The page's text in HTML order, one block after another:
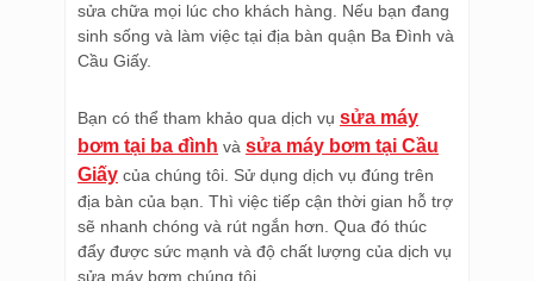
sửa chữa mọi lúc cho khách hàng. Nếu bạn đang
sinh sống và làm việc tại địa bàn quận Ba Đình và
Cầu Giấy.
Bạn có thể tham khảo qua dịch vụ sửa máy
bơm tại ba đình và sửa máy bơm tại Cầu
Giấy của chúng tôi. Sử dụng dịch vụ đúng trên
địa bàn của bạn. Thì việc tiếp cận thời gian hỗ trợ
sẽ nhanh chóng và rút ngắn hơn. Qua đó thúc
đẩy được sức mạnh và độ chất lượng của dịch vụ
sửa máy bơm chúng tôi.